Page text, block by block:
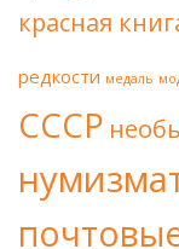
красная
редкости медаль
СССР